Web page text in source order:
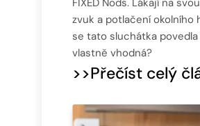
FIXED Nods. Lákají na
zvuk a potlačení okolního
se tato sluchátka
vlastně vhodná?
>>Přečíst celý